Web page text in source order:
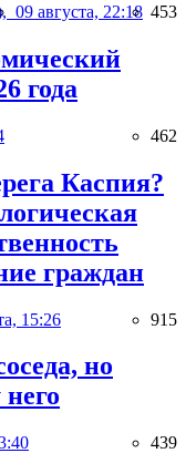
09 августа, 22:18 453
года
462
Каспия?
граждан
15:26 915
но
439